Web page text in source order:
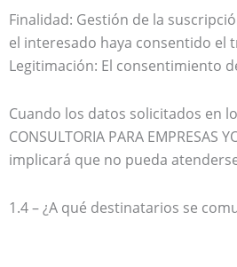
Finalidad: Gestión de la
el interesado haya consentido el
Legitimación: El consentimiento
Cuando los datos solicitados en
CONSULTORIA PARA
implicará que no pueda
1.4 – ¿A qué destinatarios se